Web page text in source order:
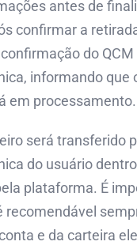
antes de
confirmar a
do QCM
informando que
em processamento.
será transferido
do usuário
plataforma. É
recomendável
e da carteira